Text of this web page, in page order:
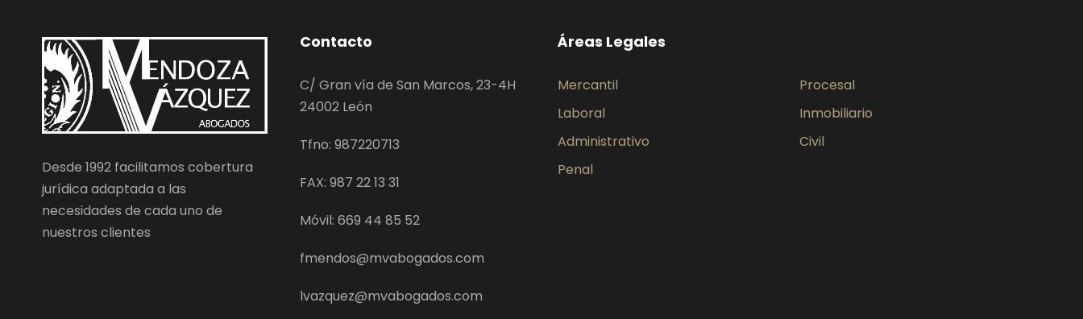
Desde 1992 facilitamos cobertura
jurídica adaptada a las
necesidades de cada uno de
nuestros clientes
Contacto
C/ Gran vía de San Marcos, 23-4H
24002 León
Tfno: 987220713
FAX: 987 22 13 31
Móvil: 669 44 85 52
fmendos@mvabogados.com
lvazquez@mvabogados.com
Áreas Legales
Mercantil
Procesal
Laboral
Inmobiliario
Administrativo
Civil
Penal